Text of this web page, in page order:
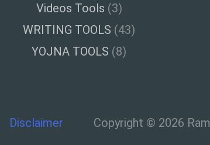
Videos Tools (3)
WRITING TOOLS (43)
YOJNA TOOLS (8)
Disclaimer Copyright © 2026